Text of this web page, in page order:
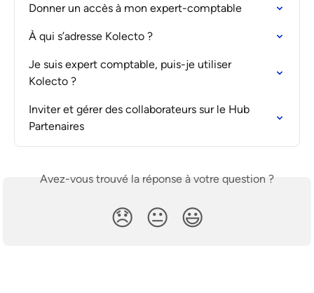
Donner un accès à mon expert-comptable
À qui s’adresse Kolecto ?
Je suis expert comptable, puis-je utiliser
Kolecto ?
Inviter et gérer des collaborateurs sur le Hub
Partenaires
Avez-vous trouvé la réponse à votre question ?
😞 😐 😃